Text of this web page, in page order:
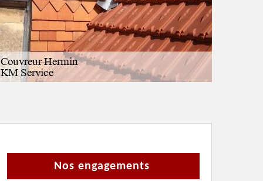
Nos engagements